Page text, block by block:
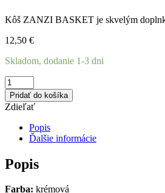
Kôš ZANZI BASKET je skvelým
12,50 €
Skladom, dodanie 1-3 dni
množstvo
Kôš
s
úchytkami
ZANZI
BASCET
krémový
43cm
Pridať do košíka
Zdieľať
Popis
Ďalšie informácie
Popis
Farba: krémová